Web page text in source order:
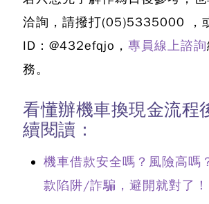
洽詢，請撥打(05)5335000
ID：@432efqjo， 專員線上諮詢
務。
看懂辦機車換現金流程
續閱讀：
機車借款安全嗎？風險高嗎
款陷阱/詐騙，避開就對了！